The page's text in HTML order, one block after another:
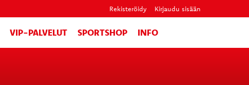
Rekisteröidy Kirjaudu sisään
VIP-PALVELUT SPORTSHOP INFO